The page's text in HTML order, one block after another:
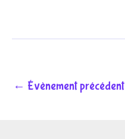
← Évènement précédent